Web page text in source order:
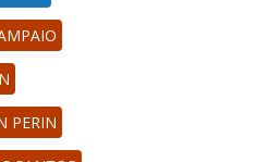
PERIN